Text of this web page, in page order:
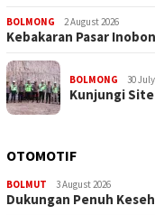
BOLMONG 2 August 2026
Kebakaran Pasar
BOLMONG 30
Kunjungi
OTOMOTIF
BOLMUT 3 August 2026
Dukungan Penuh